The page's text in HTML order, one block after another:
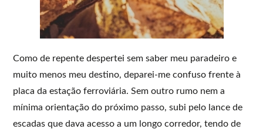
Como de repente despertei sem saber meu paradeiro e
muito menos meu destino, deparei-me confuso frente à
placa da estação ferroviária. Sem outro rumo nem a
mínima orientação do próximo passo, subi pelo lance de
escadas que dava acesso a um longo corredor, tendo de